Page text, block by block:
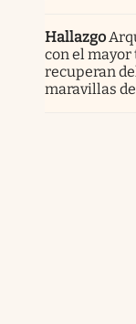
Hallazgo
con el mayor
recuperan
maravillas